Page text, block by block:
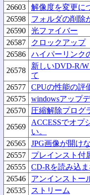
26603
解像度を変更に
26598
フォルダの削除
26590
光ファイバー
26587
クロックアップ
26586
ハイパーリンク
26578
新しいDVD-R/
て
26577
CPUの性能の評
26575
windowsアップ
26570
圧縮解除プログ
26569
ACCESSでオプ
い。
26565
JPG画像が開け
26557
プレインスト付
26555
CD-Rを読み込ま
26546
アンインストー
26535
ストリーム